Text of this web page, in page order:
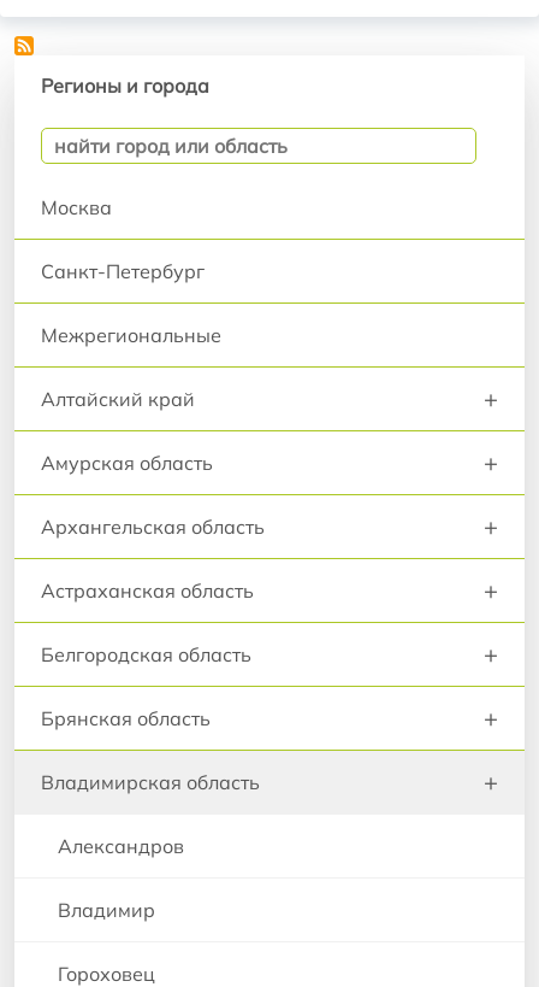
Регионы и города
Москва
Санкт-Петербург
Межрегиональные
Алтайский край +
Амурская область +
Архангельская область +
Астраханская область +
Белгородская область +
Брянская область +
Владимирская область +
Александров
Владимир
Гороховец